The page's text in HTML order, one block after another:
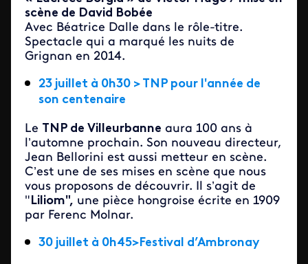
scène de David Bobée
Avec Béatrice Dalle dans le rôle-titre.
Spectacle qui a marqué les nuits de
Grignan en 2014.
23 juillet à 0h30 > TNP pour l'année de
son centenaire
Le TNP de Villeurbanne aura 100 ans à
l’automne prochain. Son nouveau directeur,
Jean Bellorini est aussi metteur en scène.
C’est une de ses mises en scène que nous
vous proposons de découvrir. Il s’agit de
" Liliom", une pièce hongroise écrite en 1909
par Ferenc Molnar.
30 juillet à 0h45>Festival d’Ambronay